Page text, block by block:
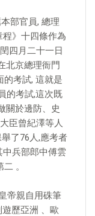
部官員, 總理
》十四條作為
四月二十一日
北京總理衙門
的考試, 這就是
的考試,這次既
關於邊防、史
臣曾紀澤等人
了76人,應考者
中兵部郎中傅雲
。
帝親自用硃筆
歷亞洲 、歐